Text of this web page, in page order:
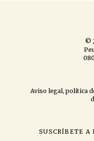
©
Aviso legal,política
SUSCRÍBETE A